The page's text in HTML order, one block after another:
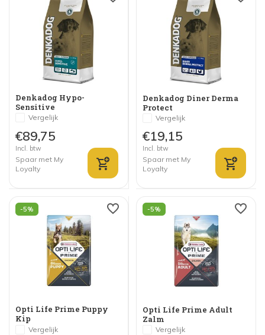
Denkadog Hypo-
Sensitive
Vergelijk
€89,75
Incl. btw
Spaar met My
Loyalty
Denkadog Diner Derma
Protect
Vergelijk
€19,15
Incl. btw
Spaar met My
Loyalty
-5%
Opti Life Prime Puppy
Kip
Vergelijk
-5%
Opti Life Prime Adult
Zalm
Vergelijk